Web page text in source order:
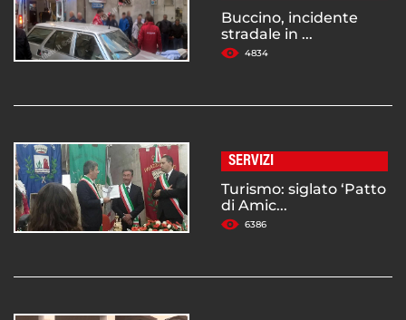
Buccino, incidente
stradale in ...
4834
SERVIZI
Turismo: siglato ‘Patto
di Amic...
6386